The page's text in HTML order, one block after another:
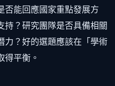
否能回應國家重點發展方
持？研究團隊是否具備相關
力？好的選題應該在「學術
得平衡。